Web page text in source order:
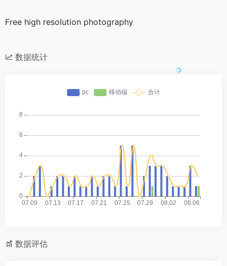
Free high resolution photography
数据统计
数据评估